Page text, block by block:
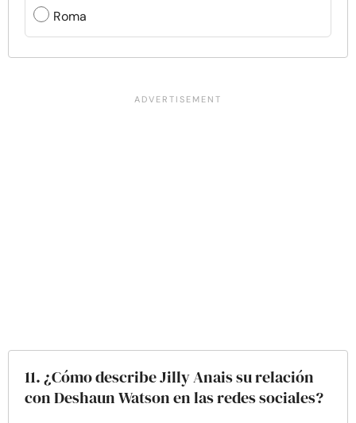
Roma
11. ¿Cómo describe Jilly Anais su relación
con Deshaun Watson en las redes sociales?